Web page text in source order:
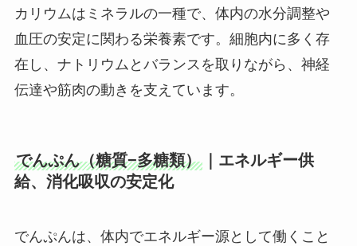
カリウムはミネラルの一種で、体内の水分調整や
血圧の安定に関わる栄養素です。細胞内に多く存
在し、ナトリウムとバランスを取りながら、神経
伝達や筋肉の動きを支えています。
でんぷん（糖質−多糖類）｜エネルギー供
給、消化吸収の安定化
でんぷんは、体内でエネルギー源として働くこと